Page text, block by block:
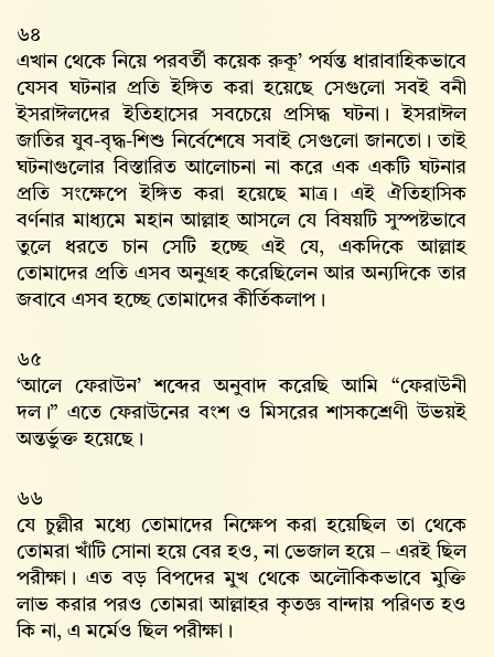
৬৪
এখান থেকে নিয়ে পরবর্তী কয়েক রুকূ’ পর্যন্ত ধারাবাহিকভাবে
যেসব ঘটনার প্রতি ইঙ্গিত করা হয়েছে সেগুলো সবই বনী
ইসরাঈলদের ইতিহাসের সবচেয়ে প্রসিদ্ধ ঘটনা। ইসরাঈল
জাতির যুব-বৃদ্ধ-শিশু নির্বেশেষে সবাই সেগুলো জানতো। তাই
ঘটনাগুলোর বিস্তারিত আলোচনা না করে এক একটি ঘটনার
প্রতি সংক্ষেপে ইঙ্গিত করা হয়েছে মাত্র। এই ঐতিহাসিক
বর্ণনার মাধ্যমে মহান আল্লাহ‌ আসলে যে বিষয়টি সুস্পষ্টভাবে
তুলে ধরতে চান সেটি হচ্ছে এই যে, একদিকে আল্লাহ‌
তোমাদের প্রতি এসব অনুগ্রহ করেছিলেন আর অন্যদিকে তার
জবাবে এসব হচ্ছে তোমাদের কীর্তিকলাপ।
৬৫
‘আলে ফেরাউন’ শব্দের অনুবাদ করেছি আমি “ফেরাউনী
দল।” এতে ফেরাউনের বংশ ও মিসরের শাসকশ্রেণী উভয়ই
অন্তর্ভুক্ত হয়েছে।
৬৬
যে চুল্লীর মধ্যে তোমাদের নিক্ষেপ করা হয়েছিল তা থেকে
তোমরা খাঁটি সোনা হয়ে বের হও, না ভেজাল হয়ে – এরই ছিল
পরীক্ষা। এত বড় বিপদের মুখ থেকে অলৌকিকভাবে মুক্তি
লাভ করার পরও তোমরা আল্লাহর কৃতজ্ঞ বান্দায় পরিণত হও
কি না, এ মর্মেও ছিল পরীক্ষা।